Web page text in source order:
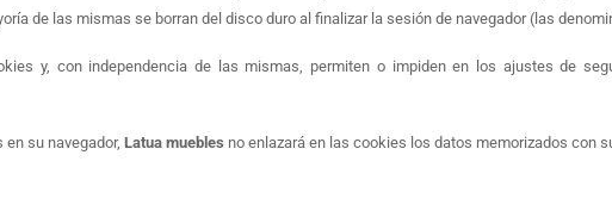
de las mismas se borran del disco duro al finalizar la sesión de navegador (las
y, con independencia de las mismas, permiten o impiden en los ajustes de
su navegador, Latua muebles no enlazará en las cookies los datos memorizados con